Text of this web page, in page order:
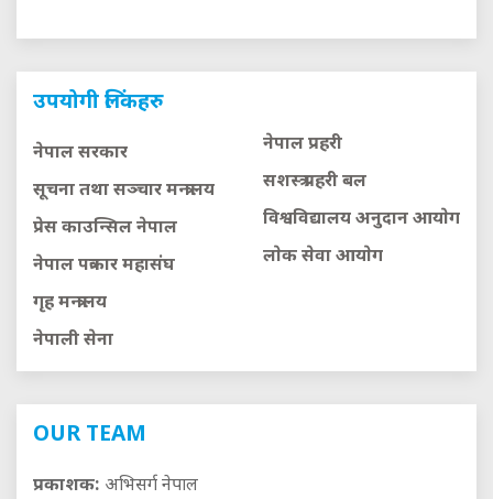
उपयोगी लिंकहरु
नेपाल सरकार
सूचना तथा सञ्चार मन्त्रालय
प्रेस काउन्सिल नेपाल
नेपाल पत्रकार महासंघ
गृह मन्त्रालय
नेपाली सेना
नेपाल प्रहरी
सशस्त्र प्रहरी बल
विश्वविद्यालय अनुदान आयाेग
लाेक सेवा आयाेग
OUR TEAM
प्रकाशक: अभिसर्ग नेपाल